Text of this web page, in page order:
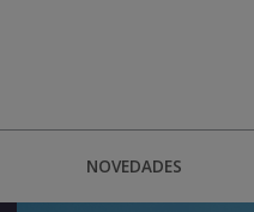
NOVEDADES